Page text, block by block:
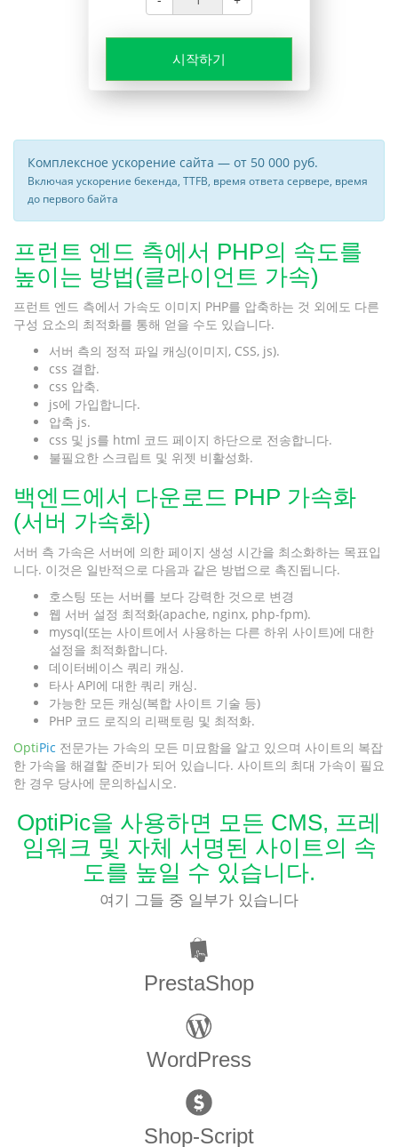
시작하기
Комплексное ускорение сайта — от 50 000 руб.
Включая ускорение бекенда, TTFB, время ответа сервере, время
до первого байта
프런트 엔드 측에서 PHP의 속도를
높이는 방법(클라이언트 가속)
프런트 엔드 측에서 가속도 이미지 PHP를 압축하는 것 외에도 다른
구성 요소의 최적화를 통해 얻을 수도 있습니다.
서버 측의 정적 파일 캐싱(이미지, CSS, js).
css 결합.
css 압축.
js에 가입합니다.
압축 js.
css 및 js를 html 코드 페이지 하단으로 전송합니다.
불필요한 스크립트 및 위젯 비활성화.
백엔드에서 다운로드 PHP 가속화
(서버 가속화)
서버 측 가속은 서버에 의한 페이지 생성 시간을 최소화하는 목표입
니다. 이것은 일반적으로 다음과 같은 방법으로 촉진됩니다.
호스팅 또는 서버를 보다 강력한 것으로 변경
웹 서버 설정 최적화(apache, nginx, php-fpm).
mysql(또는 사이트에서 사용하는 다른 하위 사이트)에 대한
설정을 최적화합니다.
데이터베이스 쿼리 캐싱.
타사 API에 대한 쿼리 캐싱.
가능한 모든 캐싱(복합 사이트 기술 등)
PHP 코드 로직의 리팩토링 및 최적화.
OptiPic 전문가는 가속의 모든 미묘함을 알고 있으며 사이트의 복잡
한 가속을 해결할 준비가 되어 있습니다. 사이트의 최대 가속이 필요
한 경우 당사에 문의하십시오.
OptiPic을 사용하면 모든 CMS, 프레
임워크 및 자체 서명된 사이트의 속
도를 높일 수 있습니다.
여기 그들 중 일부가 있습니다
PrestaShop
WordPress
Shop-Script